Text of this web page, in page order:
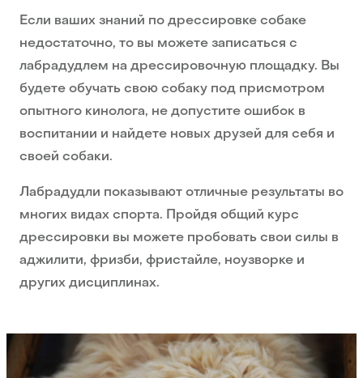
Если ваших знаний по дрессировке собаке
недостаточно, то вы можете записаться с
лабрадудлем на дрессировочную площадку. Вы
будете обучать свою собаку под присмотром
опытного кинолога, не допустите ошибок в
воспитании и найдете новых друзей для себя и
своей собаки.
Лабрадудли показывают отличные результаты во
многих видах спорта. Пройдя общий курс
дрессировки вы можете пробовать свои силы в
аджилити, фризби, фристайле, ноузворке и
других дисциплинах.